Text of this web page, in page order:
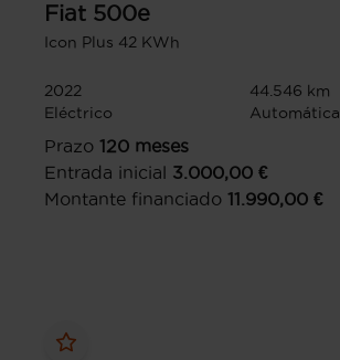
Fiat 500e
Icon Plus 42 KWh
2022
44.546 km
Eléctrico
Automática
Prazo 120 meses
Entrada inicial 3.000,00 €
Montante financiado 11.990,00 €